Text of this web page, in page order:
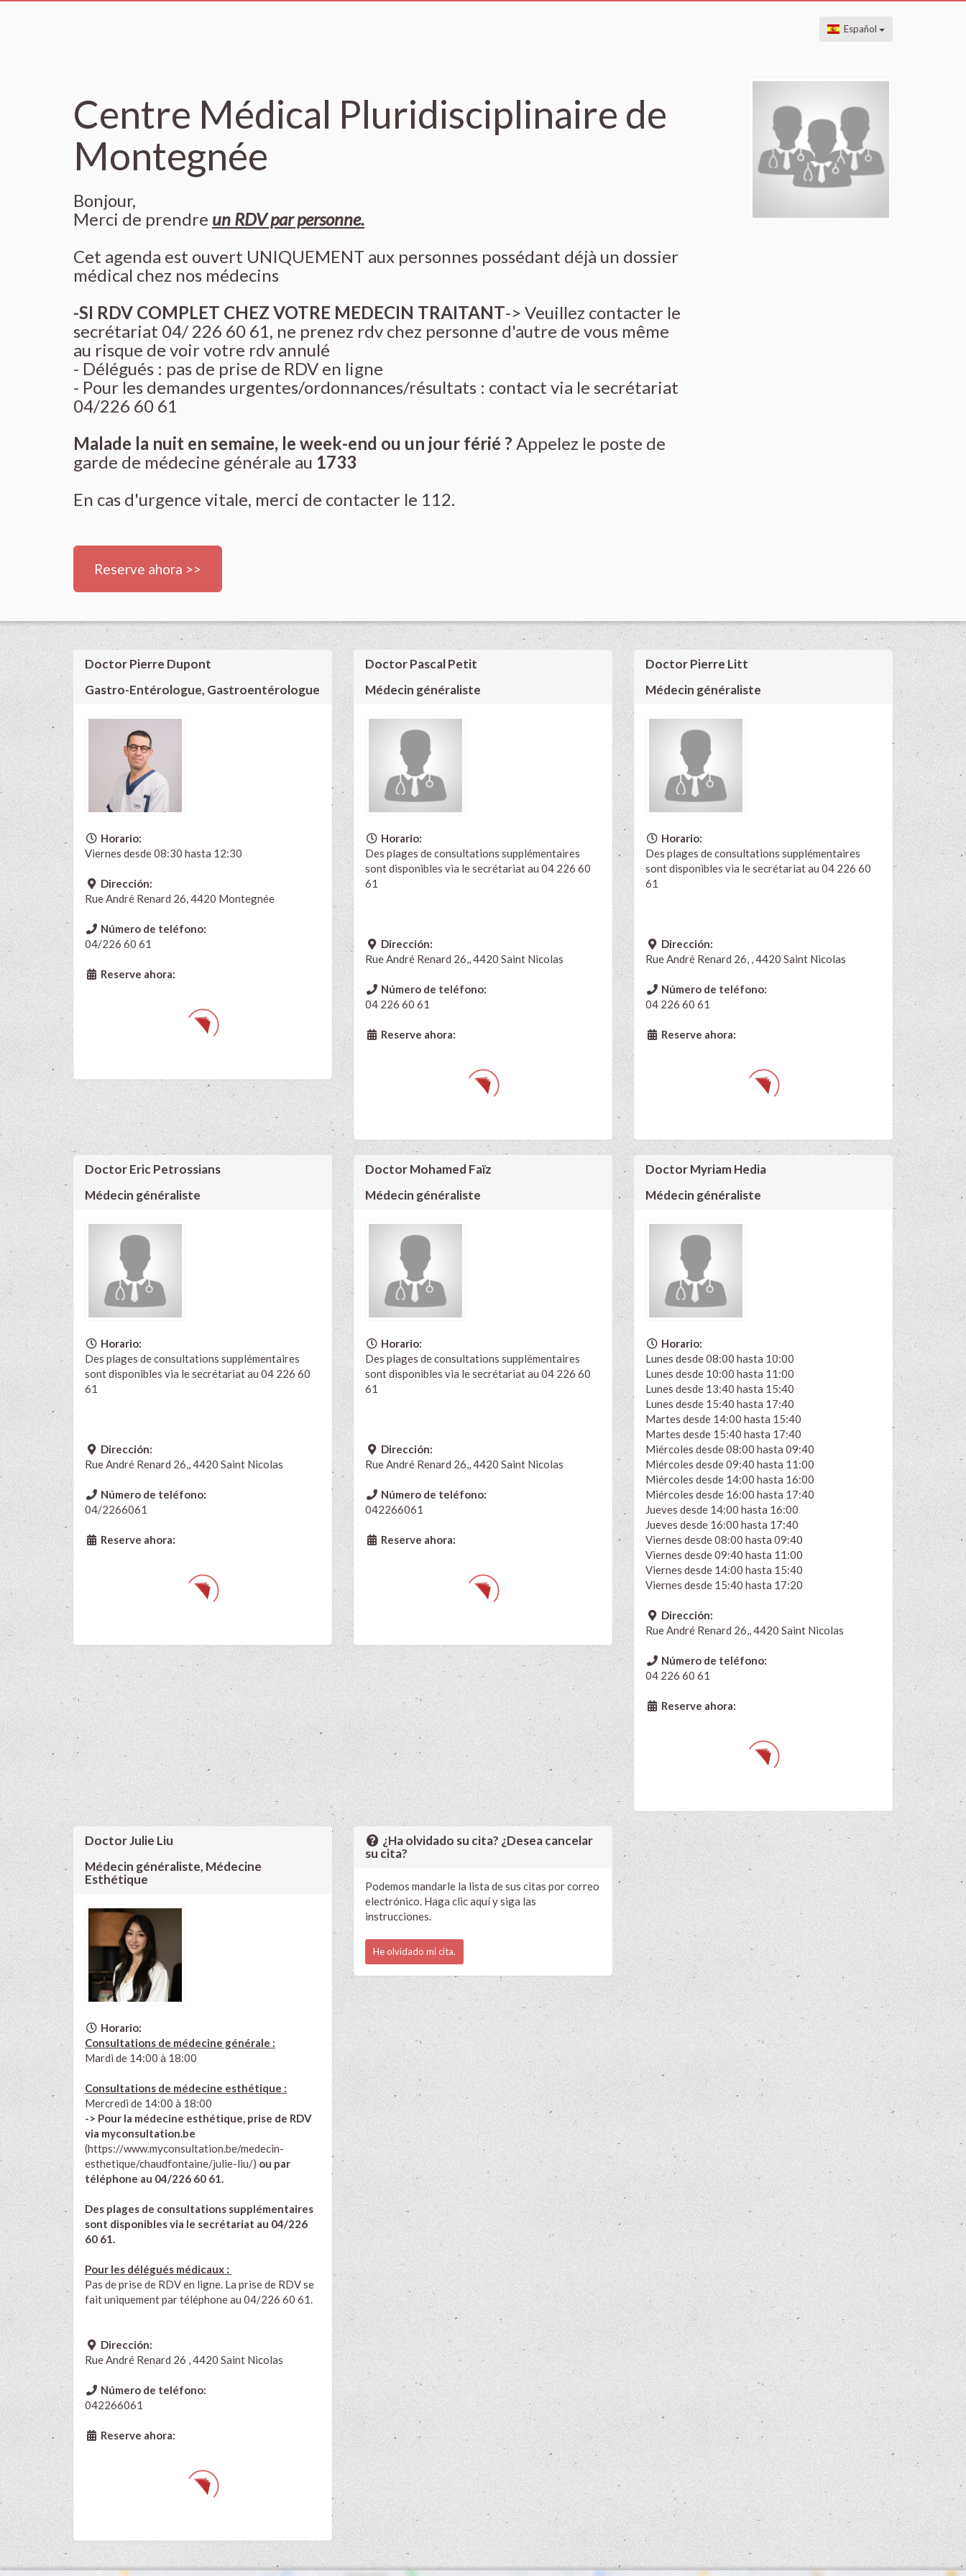
Español
Centre Médical Pluridisciplinaire de
Montegnée
Bonjour,
Merci de prendre un RDV par personne.
Cet agenda est ouvert UNIQUEMENT aux personnes possédant déjà un dossier
médical chez nos médecins
-SI RDV COMPLET CHEZ VOTRE MEDECIN TRAITANT-> Veuillez contacter le
secrétariat 04/ 226 60 61, ne prenez rdv chez personne d'autre de vous même
au risque de voir votre rdv annulé
- Délégués : pas de prise de RDV en ligne
- Pour les demandes urgentes/ordonnances/résultats : contact via le secrétariat
04/226 60 61
Malade la nuit en semaine, le week-end ou un jour férié ? Appelez le poste de
garde de médecine générale au 1733
En cas d'urgence vitale, merci de contacter le 112.
Reserve ahora >>
Doctor Pierre Dupont
Gastro-Entérologue, Gastroentérologue
Horario:
Viernes desde 08:30 hasta 12:30
Dirección:
Rue André Renard 26, 4420 Montegnée
Número de teléfono:
04/226 60 61
Reserve ahora:
Doctor Pascal Petit
Médecin généraliste
Horario:
Des plages de consultations supplémentaires
sont disponibles via le secrétariat au 04 226 60
61
Dirección:
Rue André Renard 26,, 4420 Saint Nicolas
Número de teléfono:
04 226 60 61
Reserve ahora:
Doctor Pierre Litt
Médecin généraliste
Horario:
Des plages de consultations supplémentaires
sont disponibles via le secrétariat au 04 226 60
61
Dirección:
Rue André Renard 26, , 4420 Saint Nicolas
Número de teléfono:
04 226 60 61
Reserve ahora:
Doctor Eric Petrossians
Médecin généraliste
Horario:
Des plages de consultations supplémentaires
sont disponibles via le secrétariat au 04 226 60
61
Dirección:
Rue André Renard 26,, 4420 Saint Nicolas
Número de teléfono:
04/2266061
Reserve ahora:
Doctor Mohamed Faïz
Médecin généraliste
Horario:
Des plages de consultations supplémentaires
sont disponibles via le secrétariat au 04 226 60
61
Dirección:
Rue André Renard 26,, 4420 Saint Nicolas
Número de teléfono:
042266061
Reserve ahora:
Doctor Myriam Hedia
Médecin généraliste
Horario:
Lunes desde 08:00 hasta 10:00
Lunes desde 10:00 hasta 11:00
Lunes desde 13:40 hasta 15:40
Lunes desde 15:40 hasta 17:40
Martes desde 14:00 hasta 15:40
Martes desde 15:40 hasta 17:40
Miércoles desde 08:00 hasta 09:40
Miércoles desde 09:40 hasta 11:00
Miércoles desde 14:00 hasta 16:00
Miércoles desde 16:00 hasta 17:40
Jueves desde 14:00 hasta 16:00
Jueves desde 16:00 hasta 17:40
Viernes desde 08:00 hasta 09:40
Viernes desde 09:40 hasta 11:00
Viernes desde 14:00 hasta 15:40
Viernes desde 15:40 hasta 17:20
Dirección:
Rue André Renard 26,, 4420 Saint Nicolas
Número de teléfono:
04 226 60 61
Reserve ahora:
Doctor Julie Liu
Médecin généraliste, Médecine
Esthétique
Horario:
Consultations de médecine générale :
Mardi de 14:00 à 18:00
Consultations de médecine esthétique :
Mercredi de 14:00 à 18:00
-> Pour la médecine esthétique, prise de RDV
via myconsultation.be
(https://www.myconsultation.be/medecin-
esthetique/chaudfontaine/julie-liu/) ou par
téléphone au 04/226 60 61.
Des plages de consultations supplémentaires
sont disponibles via le secrétariat au 04/226
60 61.
Pour les délégués médicaux :
Pas de prise de RDV en ligne. La prise de RDV se
fait uniquement par téléphone au 04/226 60 61.
Dirección:
Rue André Renard 26 , 4420 Saint Nicolas
Número de teléfono:
042266061
Reserve ahora:
¿Ha olvidado su cita? ¿Desea cancelar
su cita?
Podemos mandarle la lista de sus citas por correo
electrónico. Haga clic aquí y siga las
instrucciones.
He olvidado mi cita.